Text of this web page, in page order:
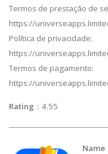
Termos de prestação de
https://
Política de privacidade:
https://
Termos de pagamento:
https://
Rating ：
Name